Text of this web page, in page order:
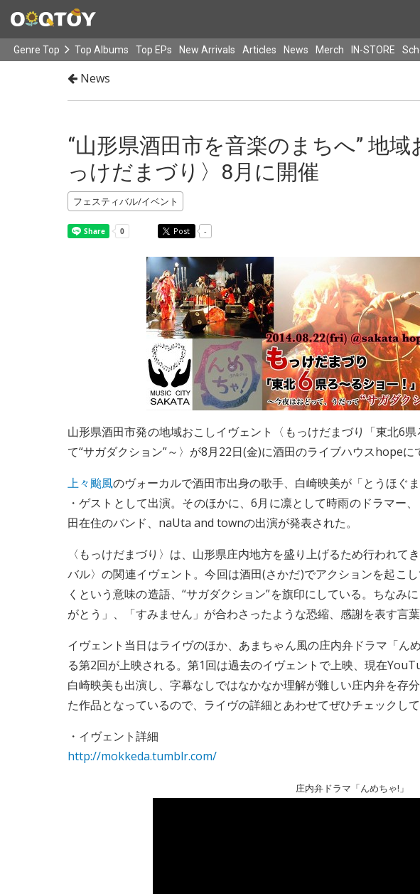
Genre Top Top Albums Top EPs New Arrivals Articles News Merch IN-STORE
News
“山形県酒田市を音楽のまちへ” 地
っけだまづり〉8月に開催
フェスティバル/イベント
Post -
山形県酒田市発の地域おこしイヴェント〈もっけだまづり「東北6
て“サガダクション”～〉が8月22日(金)に酒田のライブハウスhopeに
上々颱風のヴォーカルで酒田市出身の歌手、白崎映美が「とうほぐ
・ゲストとして出演。そのほかに、6月に凛として時雨のドラマー
田在住のバンド、naUta and townの出演が発表された。
〈もっけだまづり〉は、山形県庄内地方を盛り上げるため行われて
バル〉の関連イヴェント。今回は酒田(さかだ)でアクションを起こ
くという意味の造語、“サガダクション”を旗印にしている。ちなみ
がとう」、「すみません」が合わさったような恐縮、感謝を表す言葉
イヴェント当日はライヴのほか、あまちゃん風の庄内弁ドラマ「ん
る第2回が上映される。第1回は過去のイヴェントで上映、現在
白崎映美も出演し、字幕なしではなかなか理解が難しい庄内弁を存
た作品となっているので、ライヴの詳細とあわせてぜひチェックし
・イヴェント詳細
http://mokkeda.tumblr.com/
庄内弁ドラマ「んめちゃ!」